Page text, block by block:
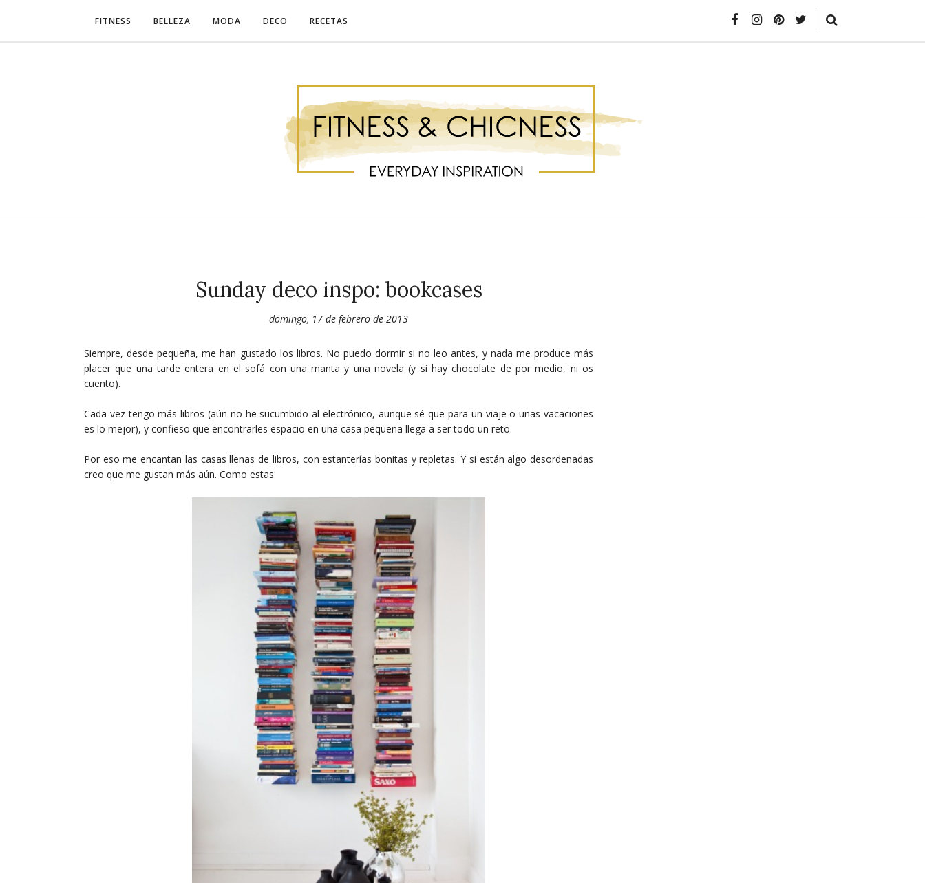
FITNESS BELLEZA MODA DECO RECETAS
Sunday deco inspo: bookcases
domingo, 17 de febrero de 2013
Siempre, desde pequeña, me han gustado los libros. No puedo dormir si no leo antes, y nada me produce más
placer que una tarde entera en el sofá con una manta y una novela (y si hay chocolate de por medio, ni os
cuento).
Cada vez tengo más libros (aún no he sucumbido al electrónico, aunque sé que para un viaje o unas vacaciones
es lo mejor), y confieso que encontrarles espacio en una casa pequeña llega a ser todo un reto.
Por eso me encantan las casas llenas de libros, con estanterías bonitas y repletas. Y si están algo desordenadas
creo que me gustan más aún. Como estas: